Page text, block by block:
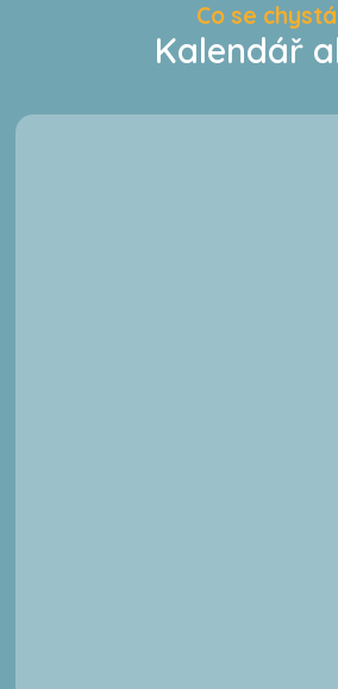
Co se chystá
Kalendář